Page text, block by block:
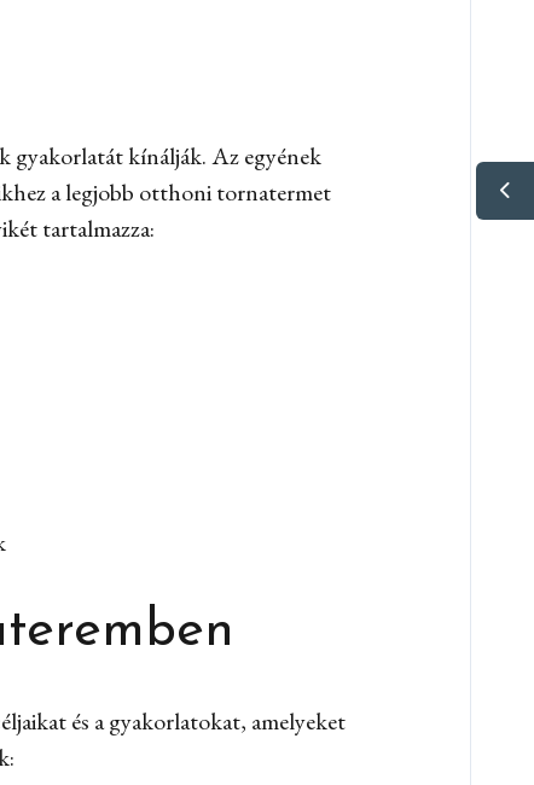
gyakorlatát kínálják. Az egyének
a legjobb otthoni tornatermet
tartalmazza:
és a gyakorlatokat, amelyeket